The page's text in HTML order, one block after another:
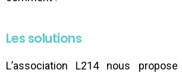
Les solutions
L’association L214 nous